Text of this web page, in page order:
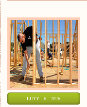
LUTY - 6 - 2026